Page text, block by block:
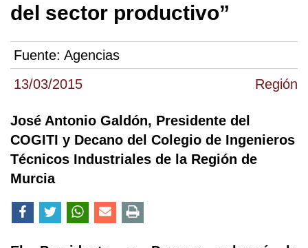
13/03/2015 Región
del sector productivo”
Fuente: Agencias
José Antonio Galdón, Presidente del
COGITI y Decano del Colegio de Ingenieros
Técnicos Industriales de la Región de
Murcia